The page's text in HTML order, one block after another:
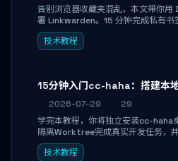
告别浏览器收藏夹混乱，本文带你
署 Linkwarden。15 分钟完成私有书
归档、高亮批注、分类管理与全文搜
者打造个人知识库，资料统一归档，
技术教程
15分钟入门cc-haha：搭建本
2026-07-29
29
学完本教程，你将独立安装cc-haha
隔离Worktree完成真实开发任务，
AI代码改写。告别终端黑盒操作，让
做审阅和决策。
技术教程